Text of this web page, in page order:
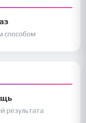
способом
результата